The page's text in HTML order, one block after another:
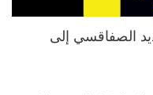
الصفاقسي إلى